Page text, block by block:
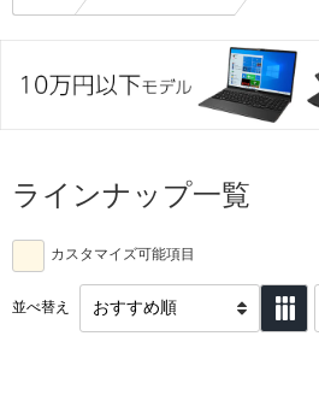
ラインナップ一覧
カスタマイズ可能項目
並べ替え